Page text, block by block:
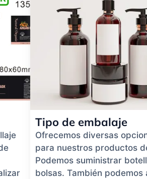
Tipo de embalaje
Ofrecemos diversas
para nuestros productos
Podemos suministrar
bolsas. También podemos